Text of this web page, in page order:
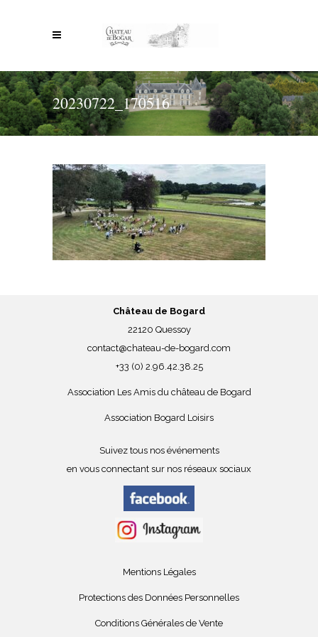
20230722_170516
Château de Bogard
22120 Quessoy
contact@chateau-de-bogard.com
+33 (0) 2.96.42.38.25
Association Les Amis du château de Bogard
Association Bogard Loisirs
Suivez tous nos événements
en vous connectant sur nos réseaux sociaux
Mentions Légales
Protections des Données Personnelles
Conditions Générales de Vente